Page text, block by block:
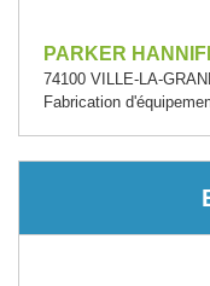
PARKER
74100 VILLE-LA-
Fabrication